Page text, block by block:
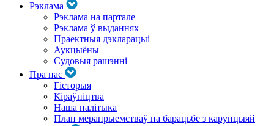
Рэклама
Рэклама на партале
Рэклама ў выданнях
Праектныя дэкларацыі
Аукцыёны
Судовыя рашэнні
Пра нас
Гісторыя
Кіраўніцтва
Наша палітыка
План мерапрыемстваў па барацьбе з карупцыяй